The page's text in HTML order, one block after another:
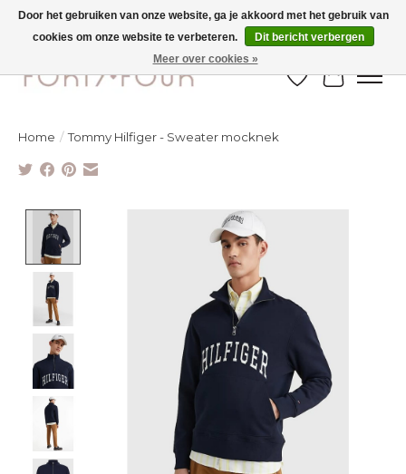
Ontdek de nieuwe najaarscollectie nu in de winkel - selectie online
Verlanglijst
Home / Tommy Hilfiger - Sweater mocknek
Product image slideshow Items
Door het gebruiken van onze website, ga je akkoord met het gebruik van
cookies om onze website te verbeteren.
Dit bericht verbergen
Meer over cookies »